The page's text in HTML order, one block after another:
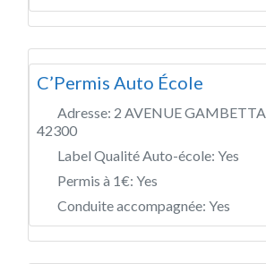
C’Permis Auto École
Adresse: 2 AVENUE GAMBETTA
42300
Label Qualité Auto-école: Yes
Permis à 1€: Yes
Conduite accompagnée: Yes